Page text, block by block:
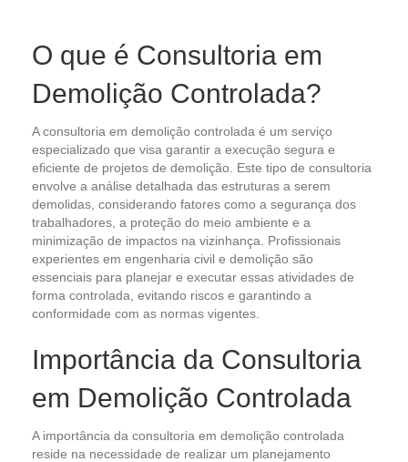
O que é Consultoria em
Demolição Controlada?
A consultoria em demolição controlada é um serviço
especializado que visa garantir a execução segura e
eficiente de projetos de demolição. Este tipo de consultoria
envolve a análise detalhada das estruturas a serem
demolidas, considerando fatores como a segurança dos
trabalhadores, a proteção do meio ambiente e a
minimização de impactos na vizinhança. Profissionais
experientes em engenharia civil e demolição são
essenciais para planejar e executar essas atividades de
forma controlada, evitando riscos e garantindo a
conformidade com as normas vigentes.
Importância da Consultoria
em Demolição Controlada
A importância da consultoria em demolição controlada
reside na necessidade de realizar um planejamento